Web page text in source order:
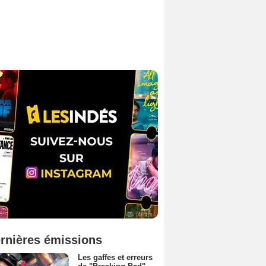
émissions
Les gaffes et erreurs